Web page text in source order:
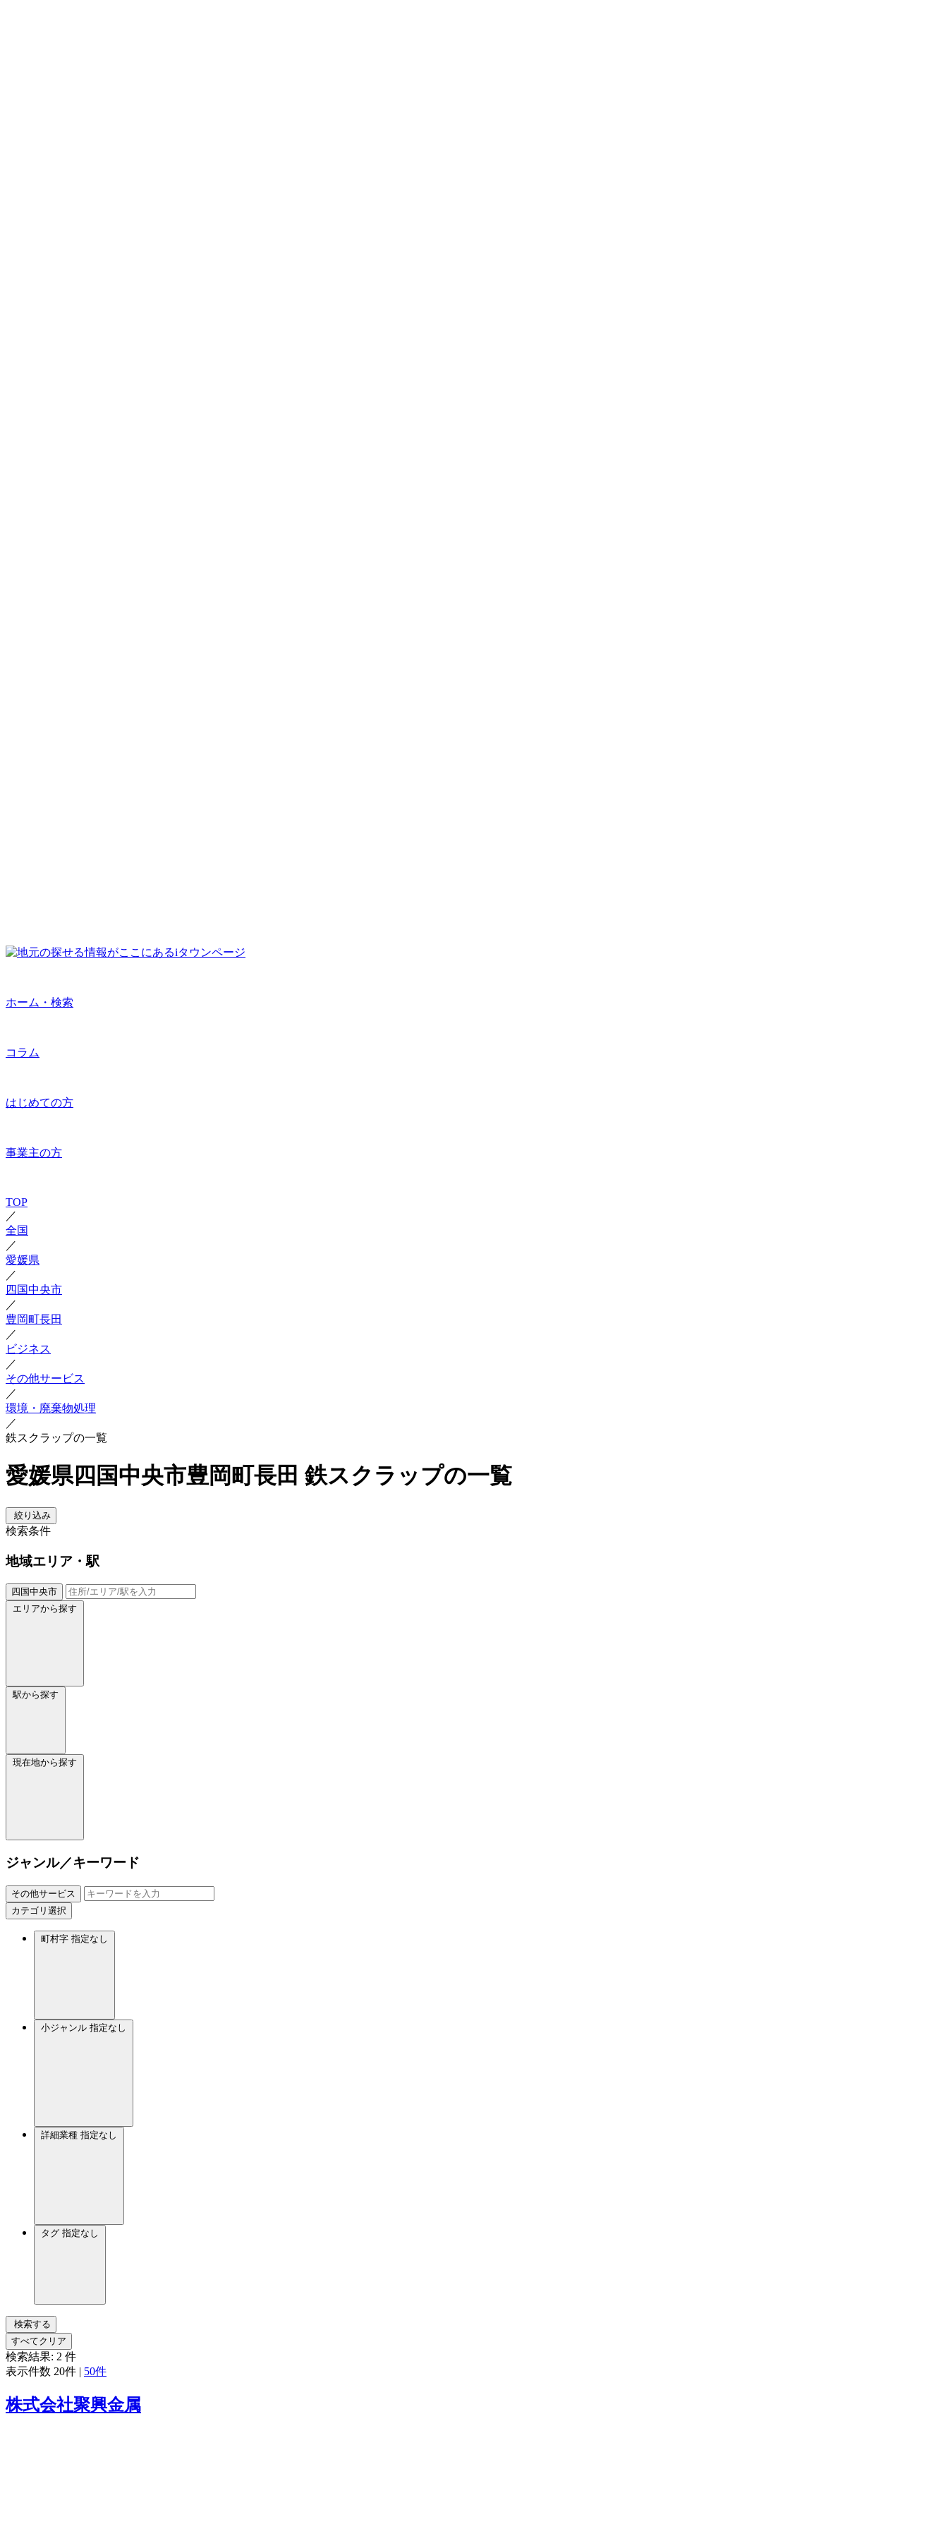
ホーム・検索
コラム
はじめての方
事業主の方
TOP
／
全国
／
愛媛県
／
四国中央市
／
豊岡町長田
／
ビジネス
／
その他サービス
／
環境・廃棄物処理
／
鉄スクラップの一覧
愛媛県四国中央市豊岡町長田 鉄スクラップの一覧
絞り込み
検索条件
地域エリア・駅
四国中央市
エリアから探す
駅から探す
現在地から探す
ジャンル／キーワード
その他サービス
カテゴリ選択
町村字 指定なし
小ジャンル 指定なし
詳細業種 指定なし
タグ 指定なし
検索する
すべてクリア
検索結果: 2 件
表示件数 20件 | 50件
株式会社聚興金属